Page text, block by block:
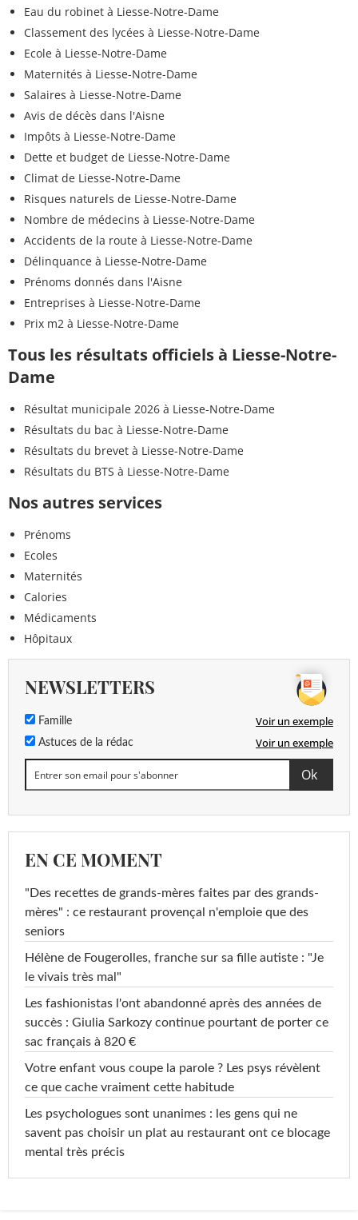
Eau du robinet à Liesse-Notre-Dame
Classement des lycées à Liesse-Notre-Dame
Ecole à Liesse-Notre-Dame
Maternités à Liesse-Notre-Dame
Salaires à Liesse-Notre-Dame
Avis de décès dans l'Aisne
Impôts à Liesse-Notre-Dame
Dette et budget de Liesse-Notre-Dame
Climat de Liesse-Notre-Dame
Risques naturels de Liesse-Notre-Dame
Nombre de médecins à Liesse-Notre-Dame
Accidents de la route à Liesse-Notre-Dame
Délinquance à Liesse-Notre-Dame
Prénoms donnés dans l'Aisne
Entreprises à Liesse-Notre-Dame
Prix m2 à Liesse-Notre-Dame
Tous les résultats officiels à Liesse-Notre-
Dame
Résultat municipale 2026 à Liesse-Notre-Dame
Résultats du bac à Liesse-Notre-Dame
Résultats du brevet à Liesse-Notre-Dame
Résultats du BTS à Liesse-Notre-Dame
Nos autres services
Prénoms
Ecoles
Maternités
Calories
Médicaments
Hôpitaux
NEWSLETTERS
Famille Voir un exemple
Astuces de la rédac Voir un exemple
EN CE MOMENT
"Des recettes de grands-mères faites par des grands-
mères" : ce restaurant provençal n'emploie que des
seniors
Hélène de Fougerolles, franche sur sa fille autiste : "Je
le vivais très mal"
Les fashionistas l'ont abandonné après des années de
succès : Giulia Sarkozy continue pourtant de porter ce
sac français à 820 €
Votre enfant vous coupe la parole ? Les psys révèlent
ce que cache vraiment cette habitude
Les psychologues sont unanimes : les gens qui ne
savent pas choisir un plat au restaurant ont ce blocage
mental très précis